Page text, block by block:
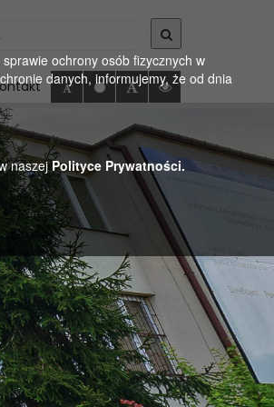
ochrony osób fizycznych w
danych, informujemy, że od dnia
naszejPolityce Prywatności.